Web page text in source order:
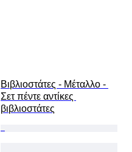
Βιβλιοστάτες - Μέταλλο -
Σετ πέντε αντίκες
βιβλιοστάτες